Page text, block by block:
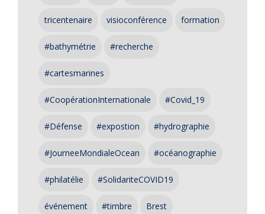
tricentenaire visioconférence formation
#bathymétrie #recherche
#cartesmarines
#CoopérationInternationale #Covid_19
#Défense #expostion #hydrographie
#JourneeMondialeOcean #océanographie
#philatélie #SolidariteCOVID19
événement #timbre Brest